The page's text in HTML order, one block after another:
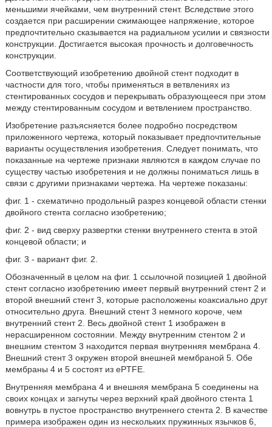
меньшими ячейками, чем внутренний стент. Вследствие этого
создается при расширении сжимающее напряжение, которое
предпочтительно сказывается на радиальном усилии и связности
конструкции. Достигается высокая прочность и долговечность
конструкции.
Соответствующий изобретению двойной стент подходит в
частности для того, чтобы применяться в ветвлениях из
стентированных сосудов и перекрывать образующееся при этом
между стентированным сосудом и ветвлением пространство.
Изобретение разъясняется более подробно посредством
приложенного чертежа, который показывает предпочтительные
варианты осуществления изобретения. Следует понимать, что
показанные на чертеже признаки являются в каждом случае по
существу частью изобретения и не должны пониматься лишь в
связи с другими признаками чертежа. На чертеже показаны:
фиг. 1 - схематично продольный разрез концевой области стенки
двойного стента согласно изобретению;
фиг. 2 - вид сверху развертки стенки внутреннего стента в этой
концевой области; и
фиг. 3 - вариант фиг. 2.
Обозначенный в целом на фиг. 1 ссылочной позицией 1 двойной
стент согласно изобретению имеет первый внутренний стент 2 и
второй внешний стент 3, которые расположены коаксиально друг
относительно друга. Внешний стент 3 немного короче, чем
внутренний стент 2. Весь двойной стент 1 изображен в
нерасширенном состоянии. Между внутренним стентом 2 и
внешним стентом 3 находится первая внутренняя мембрана 4.
Внешний стент 3 окружен второй внешней мембраной 5. Обе
мембраны 4 и 5 состоят из ePTFE.
Внутренняя мембрана 4 и внешняя мембрана 5 соединены на
своих концах и загнуты через верхний край двойного стента 1
вовнутрь в пустое пространство внутреннего стента 2. В качестве
примера изображен один из нескольких пружинных язычков 6,